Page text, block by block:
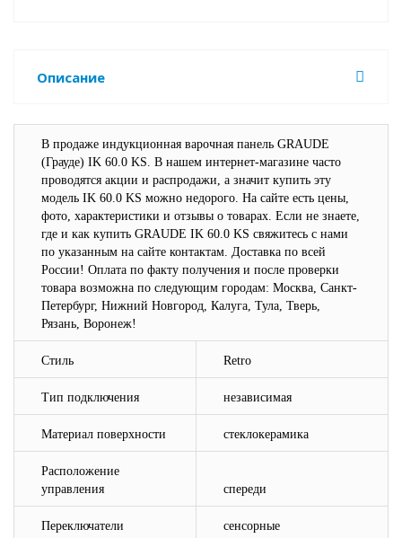
Описание
В продаже индукционная варочная панель GRAUDE
(Грауде) IK 60.0 KS. В нашем интернет-магазине часто
проводятся акции и распродажи, а значит купить эту
модель IK 60.0 KS можно недорого. На сайте есть цены,
фото, характеристики и отзывы о товарах. Если не знаете,
где и как купить GRAUDE IK 60.0 KS свяжитесь с нами
по указанным на сайте контактам. Доставка по всей
России! Оплата по факту получения и после проверки
товара возможна по следующим городам: Москва, Санкт-
Петербург, Нижний Новгород, Калуга, Тула, Тверь,
Рязань, Воронеж!
Стиль Retro
Тип подключения независимая
Материал поверхности стеклокерамика
Расположение
управления
спереди
Переключатели сенсорные